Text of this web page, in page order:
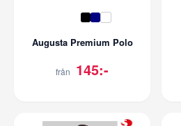
Augusta Premium Polo
från 145:-